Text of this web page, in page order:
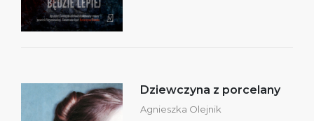
Dziewczyna z porcelany
Agnieszka Olejnik